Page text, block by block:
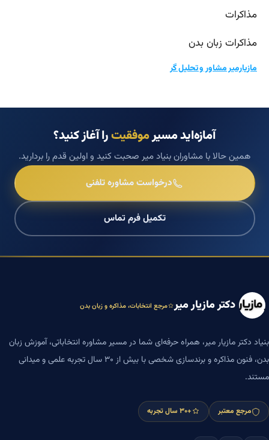
مذاکرات
مذاکرات زبان بدن
مازیارمیر مشاور و تحلیل گر
آمازه‌اید مسیرموفقیترا آغاز کنید؟
همین حالا با مشاوران بنیاد میر صحبت کنید و اولین قدم را بردارید.
درخواست مشاوره تلفنی
تکمیل فرم تماس
دکتر مازیار میر مرجع انتخابات، مذاکره و زبان بدن
بنیاد دکتر مازیار میر، همراه حرفه‌ای شما در مسیر مشاوره انتخاباتی، آموزش زبان
بدن، فنون مذاکره و برندسازی شخصی با بیش از ۳۰ سال تجربه علمی و میدانی
مستند.
مرجع معتبر +۳۰ سال تجربه